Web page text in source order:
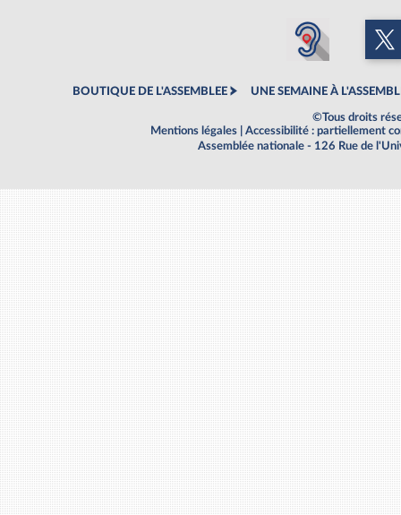
BOUTIQUE DE L'ASSEMBLEE UNE SEMAINE À
©Tous droits
Mentions légales
Accessibilité : partiellement
Assemblée nationale - 126 Rue de